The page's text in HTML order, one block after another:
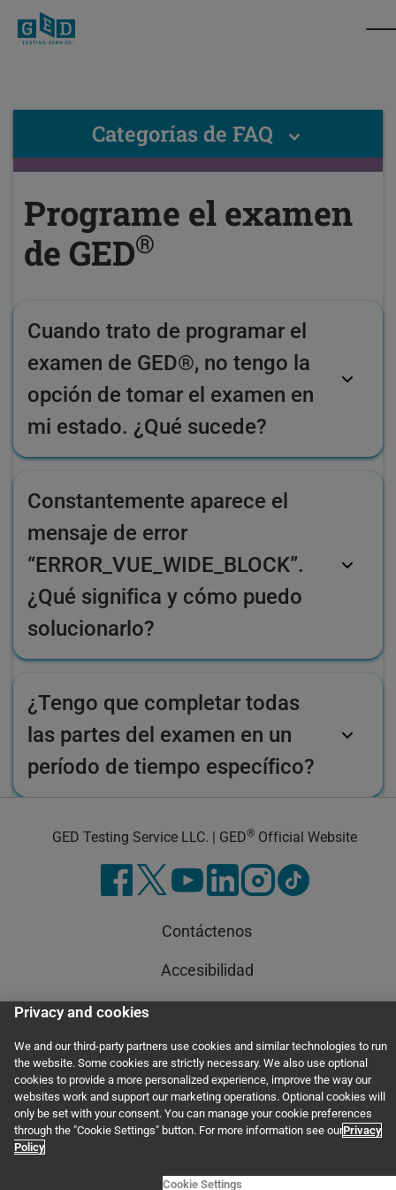
Categorías de FAQ
Programe el examen
de GED®
Cuando trato de programar el
examen de GED®, no tengo la
opción de tomar el examen en
mi estado. ¿Qué sucede?
Constantemente aparece el
mensaje de error
“ERROR_VUE_WIDE_BLOCK”.
¿Qué significa y cómo puedo
solucionarlo?
¿Tengo que completar todas
las partes del examen en un
período de tiempo específico?
GED Testing Service LLC. | GED® Official Website
Contáctenos
Accesibilidad
Estado del pedido
Condiciones
Preguntas frecuentes
Privididad
Privacy and cookies
We and our third-party partners use cookies and similar technologies to run
the website. Some cookies are strictly necessary. We also use optional
cookies to provide a more personalized experience, improve the way our
websites work and support our marketing operations. Optional cookies will
only be set with your consent. You can manage your cookie preferences
through the "Cookie Settings" button. For more information see ourPrivacy
Policy
Cookie Settings